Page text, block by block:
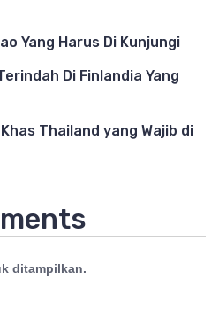
Yang Harus Di Kunjungi
Di Finlandia Yang
Thailand yang Wajib di
ditampilkan.